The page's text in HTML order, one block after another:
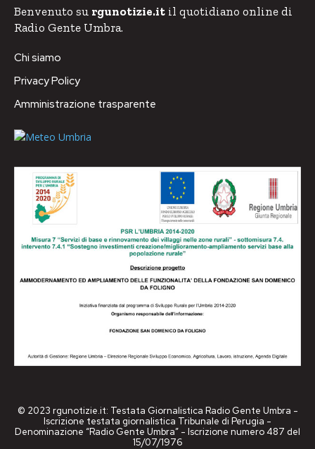
Benvenuto su rgunotizie.it il quotidiano online di
Radio Gente Umbra.
Chi siamo
Privacy Policy
Amministrazione trasparente
© 2023 rgunotizie.it: Testata Giornalistica Radio Gente Umbra -
Iscrizione testata giornalistica Tribunale di Perugia -
Denominazione “Radio Gente Umbra” - Iscrizione numero 487 del
15/07/1976